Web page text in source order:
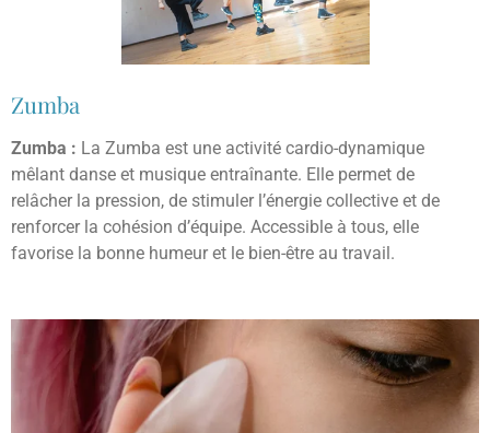
Zumba
Zumba : La Zumba est une activité cardio-dynamique
mêlant danse et musique entraînante. Elle permet de
relâcher la pression, de stimuler l’énergie collective et de
renforcer la cohésion d’équipe. Accessible à tous, elle
favorise la bonne humeur et le bien-être au travail.